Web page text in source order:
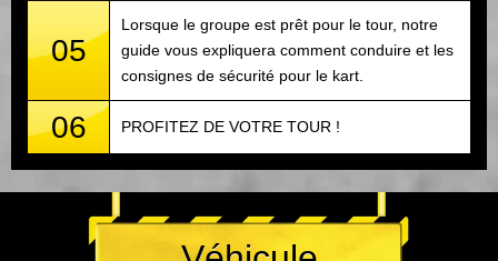
05
Lorsque le groupe est prêt pour le tour, notre
guide vous expliquera comment conduire et les
consignes de sécurité pour le kart.
06 PROFITEZ DE VOTRE TOUR !